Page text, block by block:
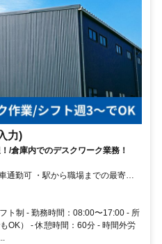
力)
/倉庫内でのデスクワーク業務！
ト制 - 勤務時間：08:00〜17:00 - 所
OK） - 休憩時間：60分 - 時間外労